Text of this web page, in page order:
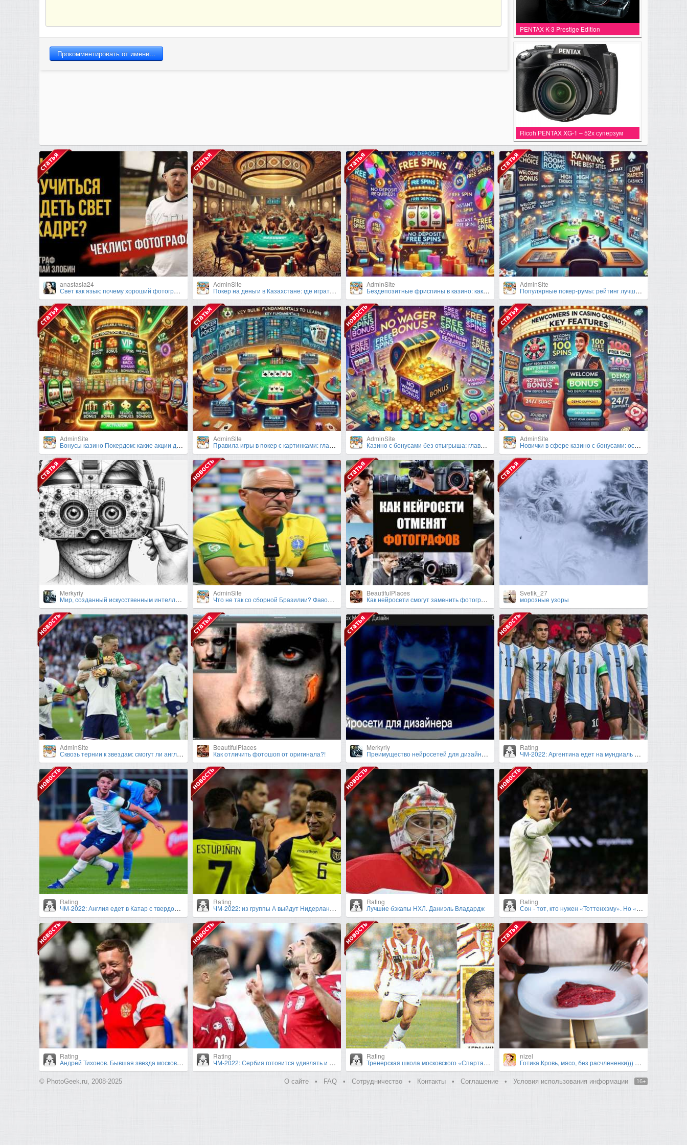
PENTAX K-3 Prestige Edition
Ricoh PENTAX XG-1 – 52х суперзум
anastasia24
Свет как язык: почему хороший фотограф думает, а не снимает
AdminSite
Бонусы казино Покердом: какие акции доступны игрокам?
AdminSite
Покер на деньги в Казахстане: где играть и что важно знать?
AdminSite
Правила игры в покер с картинками: главные основы для изучения
AdminSite
Бездепозитные фриспины в казино: как получить и выгодно использовать?
AdminSite
Казино с бонусами без отыгрыша: главная специфика промо
AdminSite
Популярные покер-румы: рейтинг лучших сайтов
AdminSite
Новички в сфере казино с бонусами: основные характеристики
Merkyriy
Мир, созданный искусственным интеллектом: реалии и будущее
AdminSite
Сквозь тернии к звездам: смогут ли англичане выиграть крупный турнир под руководством Гарета Саутгейта?
AdminSite
Что не так со сборной Бразилии? Фаворит Кубка Америки покинул турнир в первом раунде плей-офф
BeautifulPlaces
Как отличить фотошоп от оригинала?!
BeautifulPlaces
Как нейросети смогут заменить фотографов в будущем
Merkyriy
Преимущество нейросетей для дизайнеров
Svetik_27
морозные узоры
Rating
ЧМ-2022: Аргентина едет на мундиаль с одной целью - взять золото
Rating
ЧМ-2022: Англия едет в Катар с твердой верой в Харри Кейна и Деклана Райса
Rating
Андрей Тихонов. Бывшая звезда московского «Спартака» - неоднозначный тренер
Rating
ЧМ-2022: из группы А выйдут Нидерланды и Эквадор
Rating
ЧМ-2022: Сербия готовится удивлять и дальше
Rating
Лучшие бэкапы НХЛ. Даниэль Владардж
Rating
Тренерская школа московского «Спартака». Игорь Ледяхов
Rating
Сон - тот, кто нужен «Тоттенхэму». Но «Реалу» он нужен тоже
nizel
Готика.Кровь, мясо, без расчлененки))) Готический фото проект Тамары Нижельской и Валерии
© PhotoGeek.ru, 2008-2025 О сайте • FAQ • Сотрудничество • Контакты • Соглашение • Условия использования информации 16+